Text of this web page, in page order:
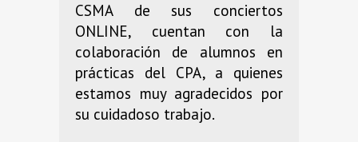
CSMA de sus conciertos
ONLINE, cuentan con la
colaboración de alumnos en
prácticas del CPA, a quienes
estamos muy agradecidos por
su cuidadoso trabajo.